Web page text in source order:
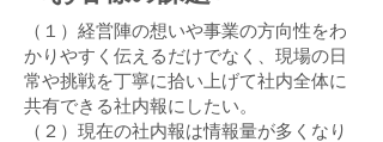
（１）経営陣の想いや事業の方向性をわ
かりやすく伝えるだけでなく、現場の日
常や挑戦を丁寧に拾い上げて社内全体に
共有できる社内報にしたい。
（２）現在の社内報は情報量が多くなり